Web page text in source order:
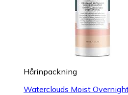
Hårinpackning
Waterclouds Moist